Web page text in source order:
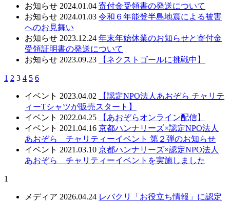
お知らせ 2024.01.04 寄付金受領書の発送について
お知らせ 2024.01.03 令和６年能登半島地震による被害
へのお見舞い
お知らせ 2023.12.24 年末年始休業のお知らせと寄付金
受領証明書の発送について
お知らせ 2023.09.23 【ネクストゴールに挑戦中】
1 2 3 4 5 6
イベント 2023.04.02
【認定NPO法人あおぞら チャリテ
ィーTシャツが販売スタート】
イベント 2022.04.25
【あおぞらオンライン配信】
イベント 2021.04.16 京都ハンナリーズ×認定NPO法人
あおぞら チャリティーイベント 第２弾のお知らせ
イベント 2021.03.10 京都ハンナリーズ×認定NPO法人
あおぞら チャリティーイベントを実施しました
1
メディア 2026.04.24 レバクリ「お役立ち情報」に認定